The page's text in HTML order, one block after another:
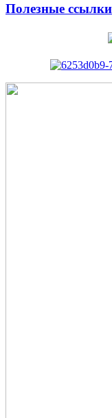
Полезные ссылки